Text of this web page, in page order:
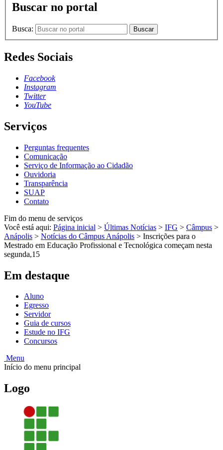
Buscar no portal
Busca: Buscar
Redes Sociais
Facebook
Instagram
Twitter
YouTube
Serviços
Perguntas frequentes
Comunicação
Serviço de Informação ao Cidadão
Ouvidoria
Transparência
SUAP
Contato
Fim do menu de serviços
Você está aqui: Página inicial > Últimas Notícias > IFG > Câmpus >
Anápolis > Notícias do Câmpus Anápolis > Inscrições para o
Mestrado em Educação Profissional e Tecnológica começam nesta
segunda,15
Em destaque
Aluno
Egresso
Servidor
Guia de cursos
Estude no IFG
Concursos
Menu
Início do menu principal
Logo